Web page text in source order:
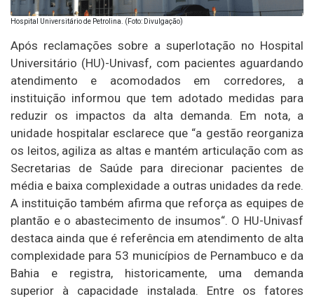
Hospital Universitário de Petrolina. (Foto: Divulgação)
Após reclamações sobre a superlotação no Hospital
Universitário (HU)-Univasf, com pacientes aguardando
atendimento e acomodados em corredores, a
instituição informou que tem adotado medidas para
reduzir os impactos da alta demanda. Em nota, a
unidade hospitalar esclarece que “a gestão reorganiza
os leitos, agiliza as altas e mantém articulação com as
Secretarias de Saúde para direcionar pacientes de
média e baixa complexidade a outras unidades da rede.
A instituição também afirma que reforça as equipes de
plantão e o abastecimento de insumos“. O HU-Univasf
destaca ainda que é referência em atendimento de alta
complexidade para 53 municípios de Pernambuco e da
Bahia e registra, historicamente, uma demanda
superior à capacidade instalada. Entre os fatores